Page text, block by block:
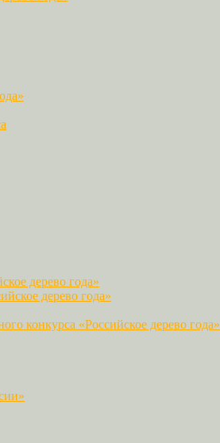
дерево года»
дерево года»
конкурса «Российское дерево года»